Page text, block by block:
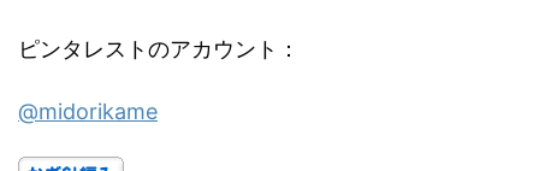
ピンタレストのアカウント：
@midorikame